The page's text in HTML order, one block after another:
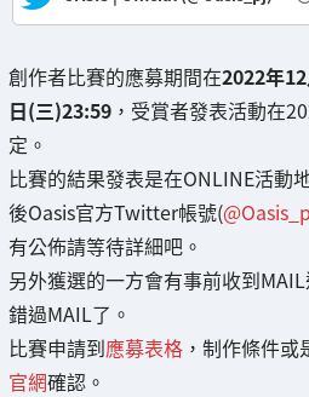
創作者比賽的應募期間在2022年
日(三)23:59 ，受賞者發表活動在
定。
比賽的結果發表是在ONLINE活動
後Oasis官方Twitter帳號(
有公佈請等待詳細吧。
另外獲選的一方會有事前收到
錯過MAIL了。
比賽申請到應募表格 ，制作條件
官網確認。